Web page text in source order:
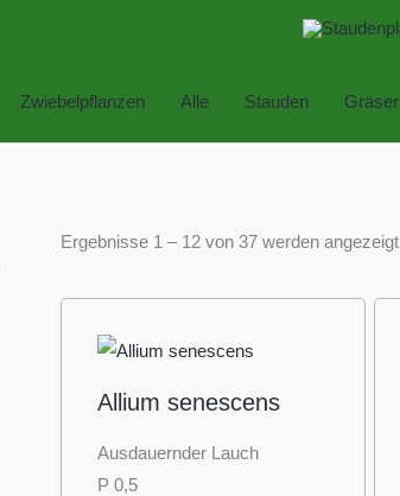
Zwiebelpflanzen Alle Stauden Gräser
Ergebnisse 1 – 12 von 37 werden angezeigt
Allium senescens
Ausdauernder Lauch
P 0,5